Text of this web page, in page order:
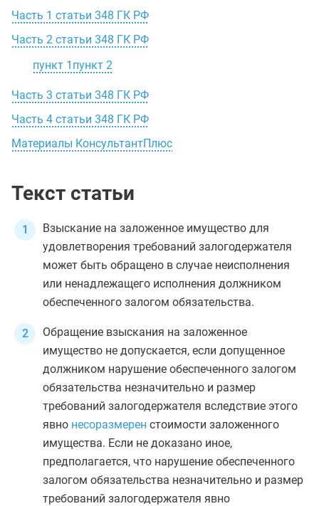
Часть 1 статьи 348 ГК РФ
Часть 2 статьи 348 ГК РФ
пункт 1 пункт 2
Часть 3 статьи 348 ГК РФ
Часть 4 статьи 348 ГК РФ
Материалы КонсультантПлюс
Текст статьи
Взыскание на заложенное имущество для
удовлетворения требований залогодержателя
может быть обращено в случае неисполнения
или ненадлежащего исполнения должником
обеспеченного залогом обязательства.
Обращение взыскания на заложенное
имущество не допускается, если допущенное
должником нарушение обеспеченного залогом
обязательства незначительно и размер
требований залогодержателя вследствие этого
явно несоразмерен стоимости заложенного
имущества. Если не доказано иное,
предполагается, что нарушение обеспеченного
залогом обязательства незначительно и размер
требований залогодержателя явно